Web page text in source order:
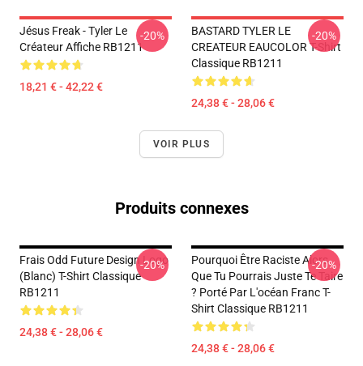
Jésus Freak - Tyler Le
Créateur Affiche RB1211
18,21 € - 42,22 €
-20%
BASTARD TYLER LE
CREATEUR EAUCOLOR T-Shirt
Classique RB1211
24,38 € - 28,06 €
-20%
VOIR PLUS
Produits connexes
Frais Odd Future Design Logo
(blanc) T-Shirt Classique
RB1211
24,38 € - 28,06 €
-20%
Pourquoi Être Raciste Alors
Que Tu Pourrais Juste Te Taire
? Porté Par L'océan Franc T-
Shirt Classique RB1211
24,38 € - 28,06 €
-20%